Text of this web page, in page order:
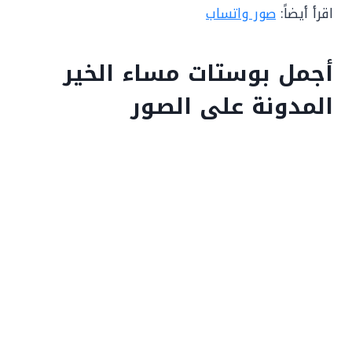
اقرأ أيضاً: صور واتساب
أجمل بوستات مساء الخير
المدونة على الصور